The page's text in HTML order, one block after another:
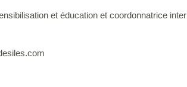
et éducation et coordonnatrice